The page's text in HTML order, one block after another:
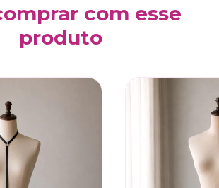
com esse
produto